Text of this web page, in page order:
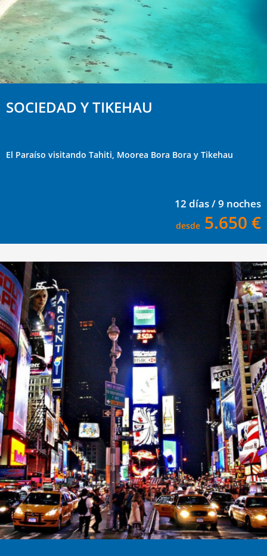
SOCIEDAD Y TIKEHAU
El Paraíso visitando Tahiti, Moorea Bora Bora y Tikehau
12 días / 9 noches
desde 5.650 €